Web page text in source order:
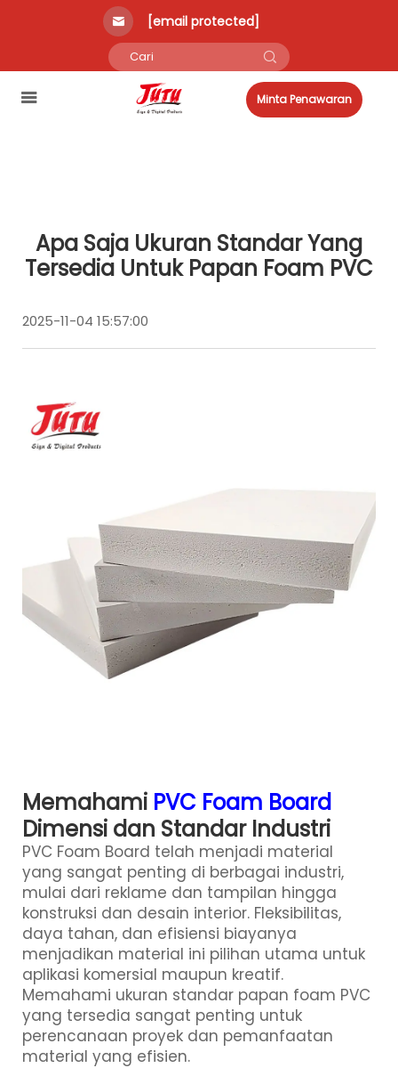
[email protected]
Minta Penawaran
Apa Saja Ukuran Standar Yang
Tersedia Untuk Papan Foam PVC
2025-11-04 15:57:00
Memahami PVC Foam Board
Dimensi dan Standar Industri
PVC Foam Board telah menjadi material
yang sangat penting di berbagai industri,
mulai dari reklame dan tampilan hingga
konstruksi dan desain interior. Fleksibilitas,
daya tahan, dan efisiensi biayanya
menjadikan material ini pilihan utama untuk
aplikasi komersial maupun kreatif.
Memahami ukuran standar papan foam PVC
yang tersedia sangat penting untuk
perencanaan proyek dan pemanfaatan
material yang efisien.